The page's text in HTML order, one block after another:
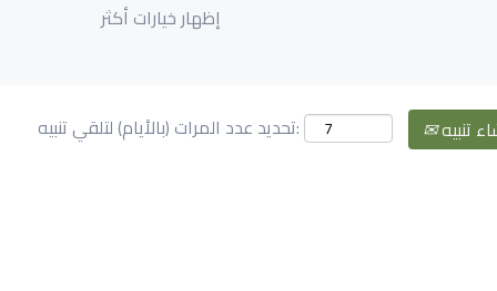
إظهار خيارات أكثر
تحديد عدد المرات (بالأيام) لتلقي تنبيه: تنبيه